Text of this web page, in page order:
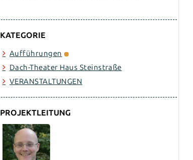
KATEGORIE
Aufführungen
Dach-Theater Haus Steinstraße
VERANSTALTUNGEN
PROJEKTLEITUNG